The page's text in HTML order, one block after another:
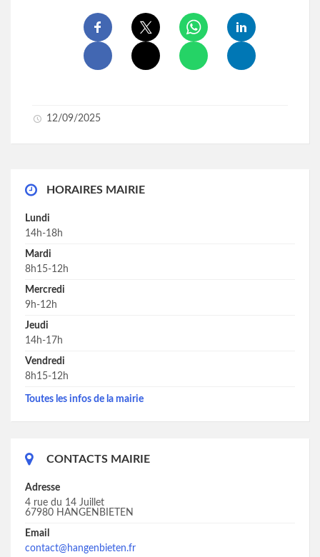
12/09/2025
HORAIRES MAIRIE
Lundi
14h-18h
Mardi
8h15-12h
Mercredi
9h-12h
Jeudi
14h-17h
Vendredi
8h15-12h
Toutes les infos de la mairie
CONTACTS MAIRIE
Adresse
4 rue du 14 Juillet
67980 HANGENBIETEN
Email
contact@hangenbieten.fr